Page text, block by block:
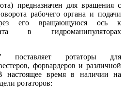
предназначен для вращения с
рабочего органа и подачи
его вращающуюся ось к
в гидроманипуляторах
поставляет ротаторы для
форвардеров и различной
настоящее время в наличии на
ротаторов: